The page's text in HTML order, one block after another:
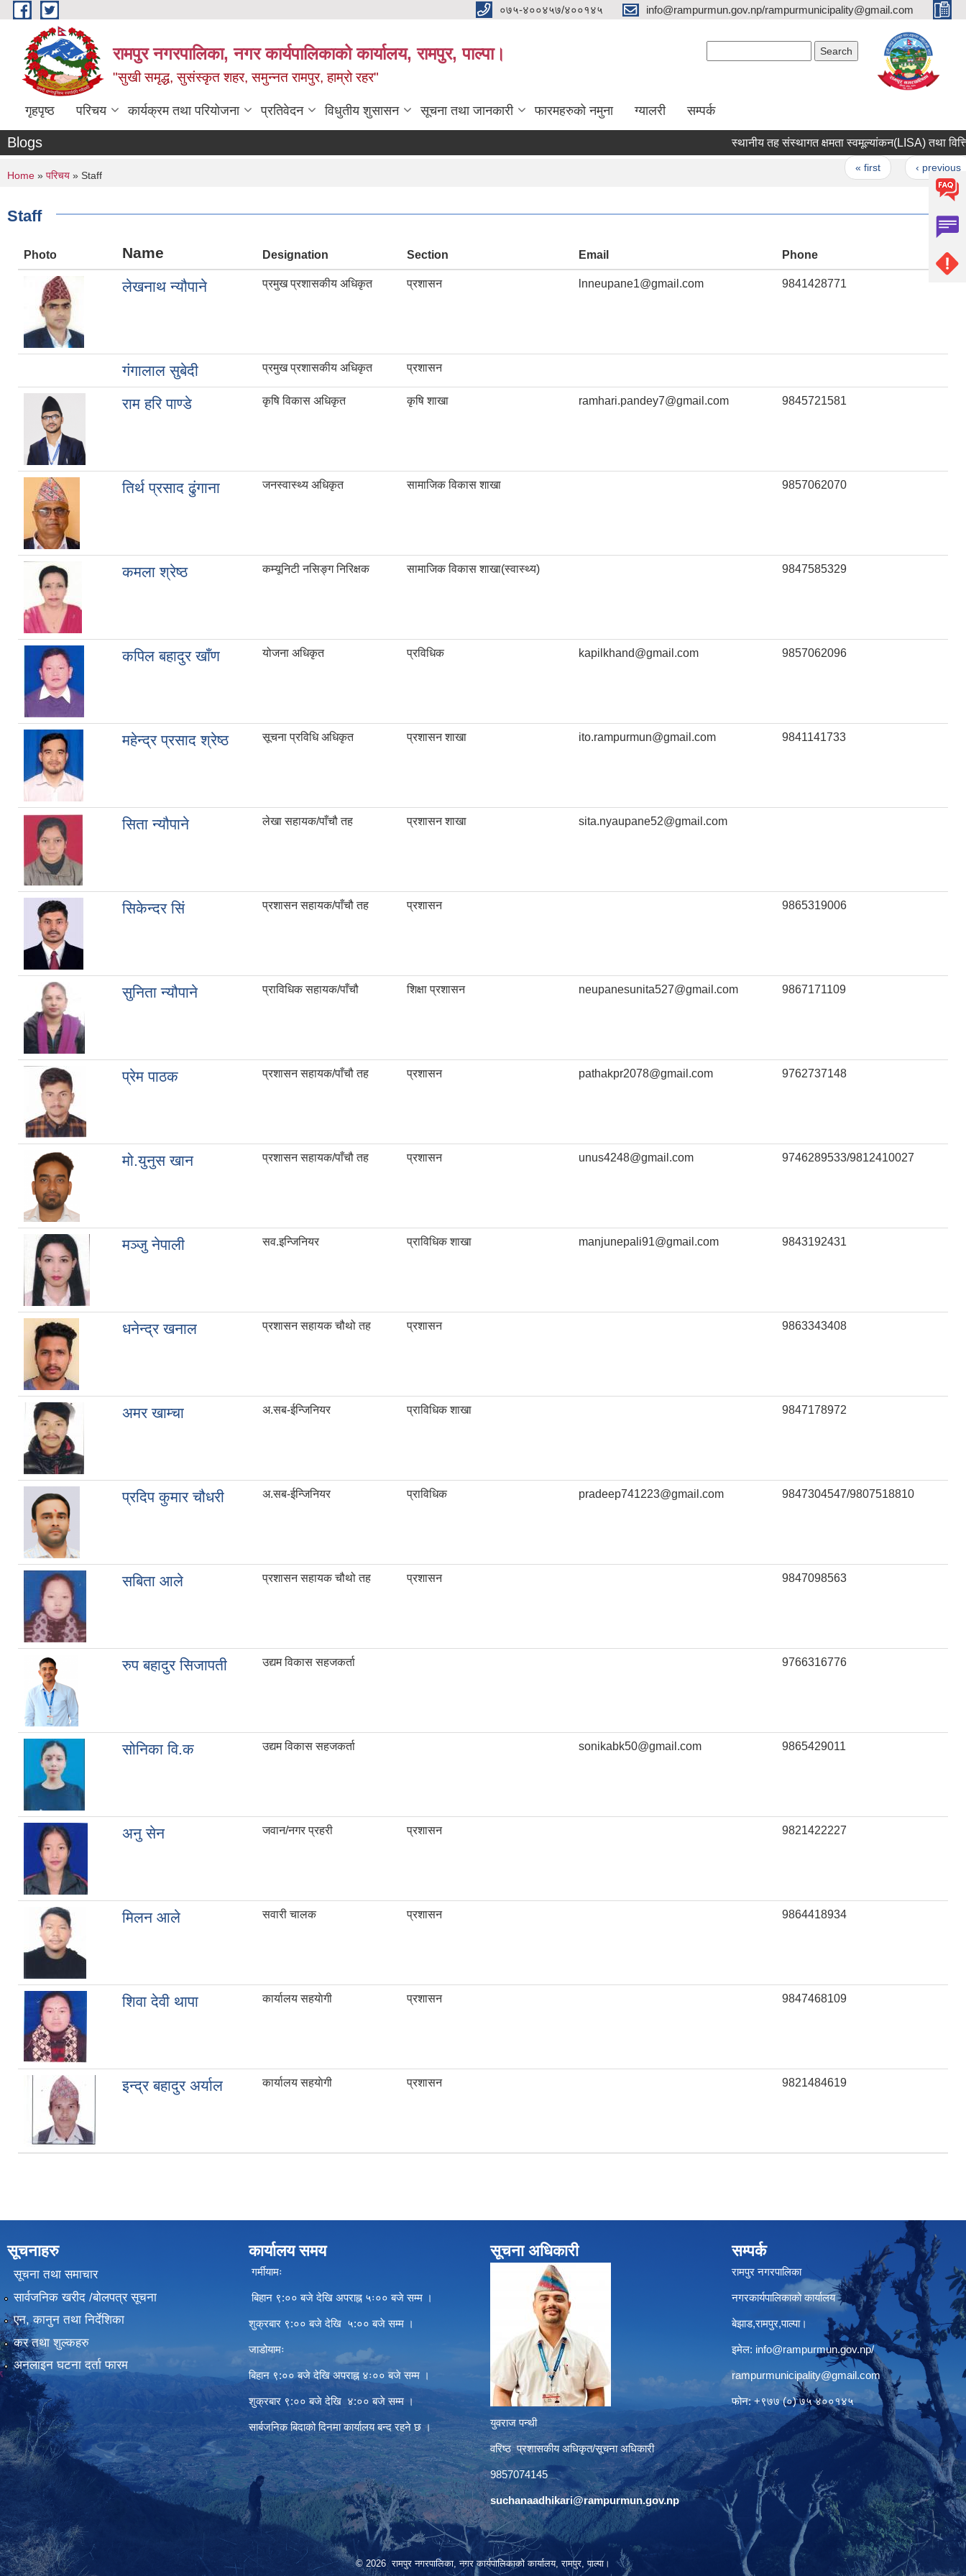
Skip to main content ०७५-४००४५७/४००१४५ info@rampurmun.gov.np/rampurmunicipality@gmail.com
रामपुर नगरपालिका, नगर कार्यपालिकाको कार्यालय, रामपुर, पाल्पा।
"सुखी समृद्ध, सुसंस्कृत शहर, समुन्नत रामपुर, हाम्रो रहर"
गृहपृष्ठ परिचय कार्यक्रम तथा परियोजना प्रतिवेदन विधुतीय शुसासन सूचना तथा जानकारी फारमहरुको नमुना ग्यालरी सम्पर्क
Blogs स्थानीय तह संस्थागत क्षमता स्वमूल्यांकन(LISA) तथा वित्तिय
‹ previous …
You are here
Home » परिचय » Staff
Staff
Photo Name Designation Section Email Phone
लेखनाथ न्यौपाने प्रमुख प्रशासकीय अधिकृत प्रशासन lnneupane1@gmail.com 9841428771
गंगालाल सुबेदी प्रमुख प्रशासकीय अधिकृत प्रशासन
राम हरि पाण्डे कृषि विकास अधिकृत कृषि शाखा ramhari.pandey7@gmail.com 9845721581
तिर्थ प्रसाद ढुंगाना जनस्वास्थ्य अधिकृत सामाजिक विकास शाखा 9857062070
कमला श्रेष्ठ कम्यूनिटी नसिङ्ग निरिक्षक सामाजिक विकास शाखा(स्वास्थ्य) 9847585329
कपिल बहादुर खाँण योजना अधिकृत प्रविधिक kapilkhand@gmail.com 9857062096
महेन्द्र प्रसाद श्रेष्ठ सूचना प्रविधि अधिकृत प्रशासन शाखा ito.rampurmun@gmail.com 9841141733
सिता न्यौपाने लेखा सहायक/पाँचौ तह प्रशासन शाखा sita.nyaupane52@gmail.com
सिकेन्दर सिं प्रशासन सहायक/पाँचौ तह प्रशासन 9865319006
सुनिता न्यौपाने प्राविधिक सहायक/पाँचौ शिक्षा प्रशासन neupanesunita527@gmail.com 9867171109
प्रेम पाठक प्रशासन सहायक/पाँचौ तह प्रशासन pathakpr2078@gmail.com 9762737148
मो.युनुस खान प्रशासन सहायक/पाँचौ तह प्रशासन unus4248@gmail.com 9746289533/9812410027
मञ्जु नेपाली सव.इन्जिनियर प्राविधिक शाखा manjunepali91@gmail.com 9843192431
धनेन्द्र खनाल प्रशासन सहायक चौथो तह प्रशासन 9863343408
अमर खाम्चा अ.सब-ईन्जिनियर प्राविधिक शाखा 9847178972
प्रदिप कुमार चौधरी अ.सब-ईन्जिनियर प्राविधिक pradeep741223@gmail.com 9847304547/9807518810
सबिता आले प्रशासन सहायक चौथो तह प्रशासन 9847098563
रुप बहादुर सिजापती उद्यम विकास सहजकर्ता 9766316776
सोनिका वि.क उद्यम विकास सहजकर्ता sonikabk50@gmail.com 9865429011
अनु सेन जवान/नगर प्रहरी प्रशासन 9821422227
मिलन आले सवारी चालक प्रशासन 9864418934
शिवा देवी थापा कार्यालय सहयाेगी प्रशासन 9847468109
इन्द्र बहादुर अर्याल कार्यालय सहयाेगी प्रशासन 9821484619
सूचनाहरु
सूचना तथा समाचार
सार्वजनिक खरीद /बोलपत्र सूचना
एन, कानुन तथा निर्देशिका
कर तथा शुल्कहरु
अनलाइन घटना दर्ता फारम
कार्यालय समय
गर्मीयामः
बिहान ९:०० बजे देखि अपराह्न ५ः०० बजे सम्म ।
शुक्रबार ९:०० बजे देखि ५:०० बजे सम्म ।
जाडोयामः
बिहान ९:०० बजे देखि अपराह्न ४ः०० बजे सम्म ।
शुक्रबार ९:०० बजे देखि ४:०० बजे सम्म ।
सार्बजनिक बिदाको दिनमा कार्यालय बन्द रहने छ ।
सूचना अधिकारी
युवराज पन्थी
वरिष्ठ प्रशासकीय अधिकृत/सूचना अधिकारी
9857074145
suchanaadhikari@rampurmun.gov.np
सम्पर्क
रामपुर नगरपालिका
नगरकार्यपालिकाको कार्यालय
बेझाड,रामपुर,पाल्पा।
इमेल: info@rampurmun.gov.np/
rampurmunicipality@gmail.com
फोन: +९७७ (०) ७५ ४००१४५
© 2026 रामपुर नगरपालिका, नगर कार्यपालिकाको कार्यालय, रामपुर, पाल्पा।